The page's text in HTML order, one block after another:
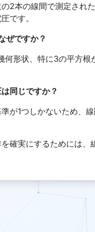
2本の線間で測定され
です。
ぜですか？
何形状、特に3の平方根
同じですか？
が1つしかないため、
確実にするためには、